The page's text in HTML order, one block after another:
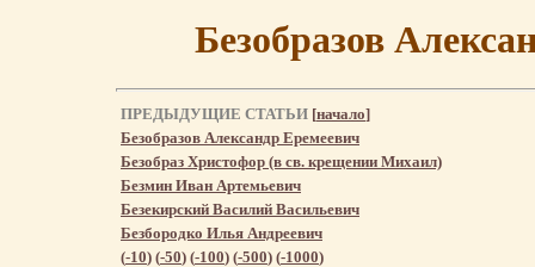
Безобразов
ПРЕДЫДУЩИЕ СТАТЬИ [начало]
Безобразов Александр Еремеевич
Безобраз Христофор (в св. крещении Михаил)
Безмин Иван Артемьевич
Безекирский Василий Васильевич
Безбородко Илья Андреевич
(-10) (-50) (-100) (-500) (-1000)